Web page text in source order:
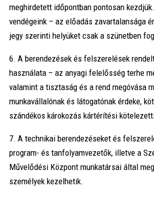
meghirdetett időpontban pontosan
vendégeink – az előadás zavartalansága
jegy szerinti helyüket csak a szünetben
6. A berendezések és felszerelések
használata – az anyagi felelősség terhe
valamint a tisztaság és a rend megóvása
munkavállalónak és látogatónak érdeke,
szándékos károkozás kártérítési
7. A technikai berendezéseket és
program- és tanfolyamvezetők, illetve a
Művelődési Központ munkatársai által
személyek kezelhetik.